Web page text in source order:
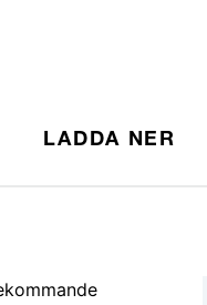
LADDA NER